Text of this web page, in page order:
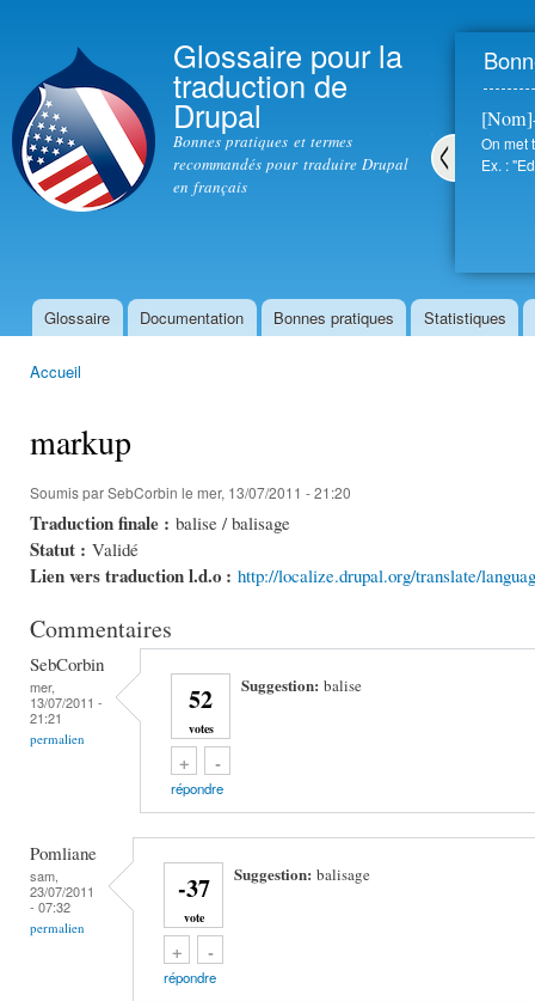
Glossaire pour la
traduction de
Drupal
Bonnes pratiques et termes
recommandés pour traduire Drupal
en français
On met
Ex. :
Menu principal
Glossaire Documentation Bonnes pratiques Statistiques
Accueil
markup
Soumis parSebCorbin le mer, 13/07/2011 - 21:20
Traduction finale : balise / balisage
Statut : Validé
Lien vers traduction l.d.o : http://localize.drupal.org/translate/
Commentaires
SebCorbin
mer,
13/07/2011 -
21:21
permalien
52
votes
+
Vote up!-
Vote down!
Suggestion:balise
répondre
Pomliane
sam,
23/07/2011
- 07:32
permalien
-37
vote
+
Vote up!-
Vote down!
Suggestion:balisage
répondre